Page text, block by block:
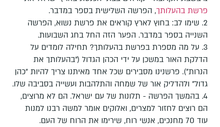
פרשת בהעלותך, הפרשה השלישית בספר במדבר.
2. שימו לב: בחוץ לארץ קוראים את פרשת נשוא, הפרשה
השנייה בספר במדבר. הפער הזה החל בחג השבועות.
3. על מה מספרת בפרשת בהעלותך? תחילה לומדים על
הדלקת האור במשכן על ידי הכהן הגדול ("בהעלותך את
הנרות"). פרשנינו מסבירים שכל אחד מאיתנו צריך להיות "כהן
גדול" ולהדליק אור של שמחה והתלהבות ועשייה בסביבה שלו.
4. בהמשך הפרשה - תלונות של עם ישראל. הם לא מרוצים,
הם רוצים לחזור למצרים, ואלוקים אומר למשה רבנו למנות
עוד 70 מחנכים, אנשי רוח, שירימו את הרוח של העם.